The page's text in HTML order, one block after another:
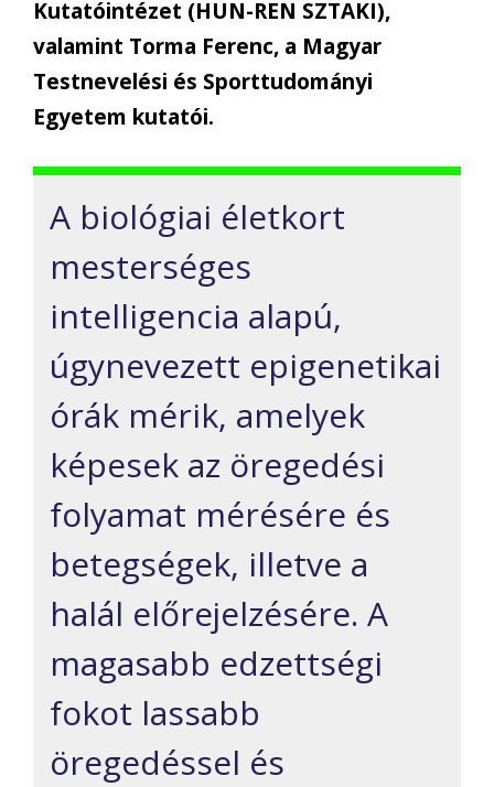
Kutatóintézet (HUN-REN SZTAKI),
valamint Torma Ferenc, a Magyar
Testnevelési és Sporttudományi
Egyetem kutatói.
A biológiai életkort
mesterséges
intelligencia alapú,
úgynevezett epigenetikai
órák mérik, amelyek
képesek az öregedési
folyamat mérésére és
betegségek, illetve a
halál előrejelzésére. A
magasabb edzettségi
fokot lassabb
öregedéssel és